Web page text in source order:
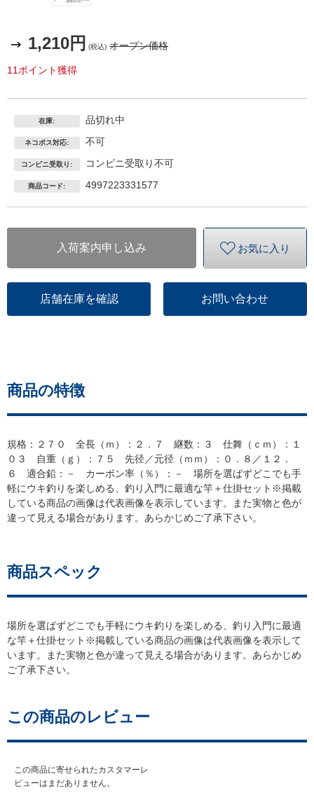
1,210円 (税込) オープン価格
11ポイント獲得
在庫: 品切れ中
ネコポス対応: 不可
コンビニ受取り: コンビニ受取り不可
商品コード: 4997223331577
入荷案内申し込み お気に入り
店舗在庫を確認 お問い合わせ
商品の特徴
規格：２７０ 全長（ｍ）：２．７ 継数：３ 仕舞（ｃｍ）：１
０３ 自重（ｇ）：７５ 先径／元径（ｍｍ）：０．８／１２．
６ 適合鉛：－ カーボン率（％）：－ 場所を選ばずどこでも手
軽にウキ釣りを楽しめる、釣り入門に最適な竿＋仕掛セット※掲載
している商品の画像は代表画像を表示しています。また実物と色が
違って見える場合があります。あらかじめご了承下さい。
商品スペック
場所を選ばずどこでも手軽にウキ釣りを楽しめる、釣り入門に最適
な竿＋仕掛セット※掲載している商品の画像は代表画像を表示して
います。また実物と色が違って見える場合があります。あらかじめ
ご了承下さい。
この商品のレビュー
この商品に寄せられたカスタマーレ
ビューはまだありません。